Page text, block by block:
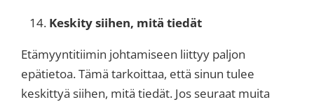
Keskity siihen, mitä tiedät
Etämyyntitiimin johtamiseen liittyy paljon
epätietoa. Tämä tarkoittaa, että sinun tulee
keskittyä siihen, mitä tiedät. Jos seuraat muita